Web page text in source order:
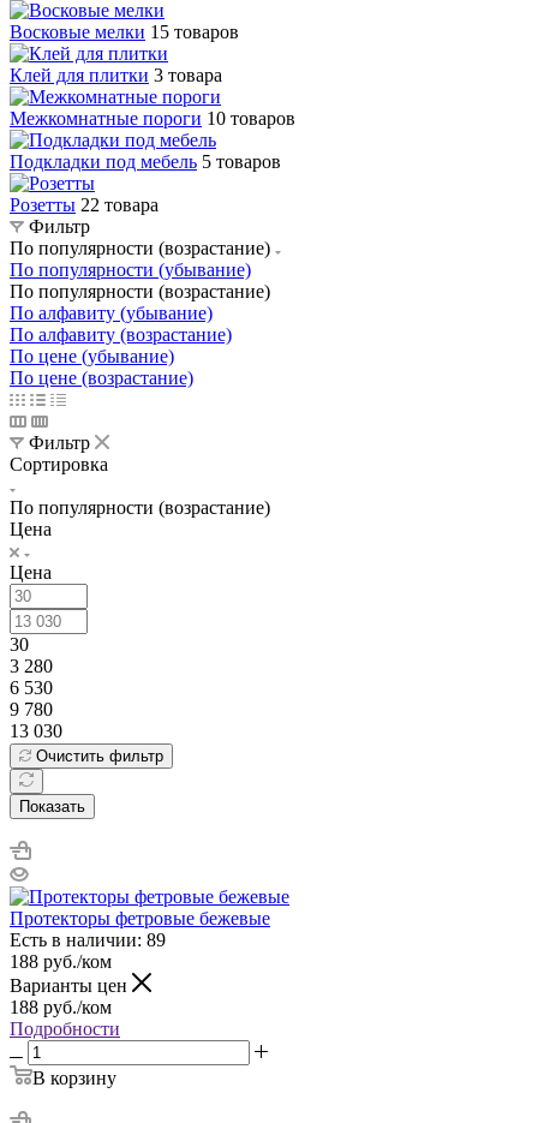
Восковые мелки 15 товаров
Клей для плитки 3 товара
Межкомнатные пороги 10 товаров
Подкладки под мебель 5 товаров
Розетты 22 товара
Фильтр
По популярности (возрастание)
По популярности (убывание)
По популярности (возрастание)
По алфавиту (убывание)
По алфавиту (возрастание)
По цене (убывание)
По цене (возрастание)
Фильтр
Сортировка
По популярности (возрастание)
Цена
Цена
30
3 280
6 530
9 780
13 030
Очистить фильтр
Показать
Протекторы фетровые бежевые
Есть в наличии: 89
188 руб./ком
Варианты цен
188 руб./ком
Подробности
В корзину